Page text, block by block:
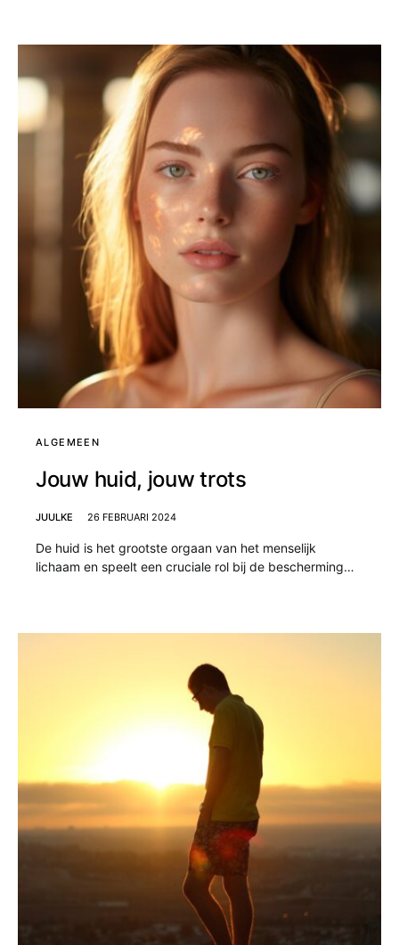
ALGEMEEN
Jouw huid, jouw trots
JUULKE 26 FEBRUARI 2024
De huid is het grootste orgaan van het menselijk
lichaam en speelt een cruciale rol bij de bescherming…